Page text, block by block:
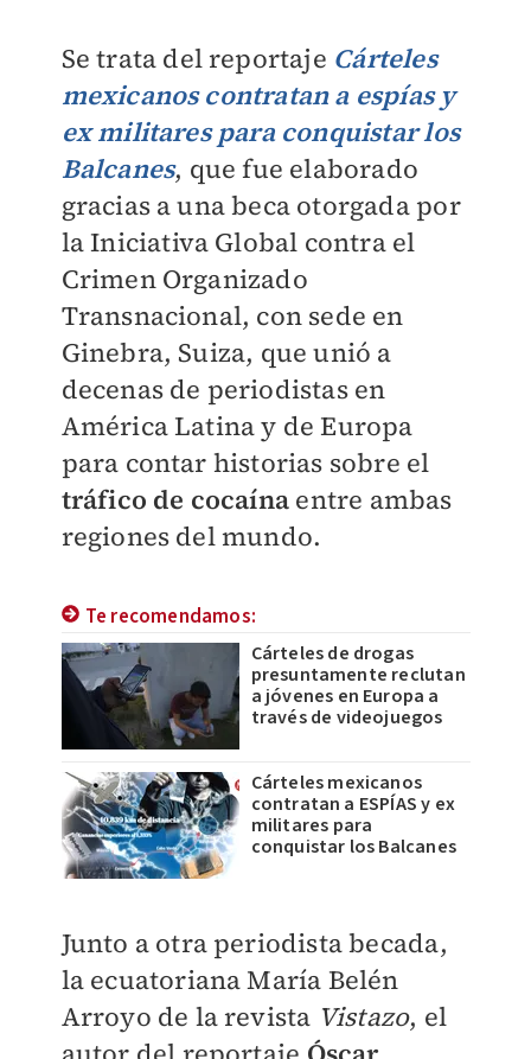
Se trata del reportaje Cárteles
mexicanos contratan a espías y
ex militares para conquistar los
Balcanes, que fue elaborado
gracias a una beca otorgada por
la Iniciativa Global contra el
Crimen Organizado
Transnacional, con sede en
Ginebra, Suiza, que unió a
decenas de periodistas en
América Latina y de Europa
para contar historias sobre el
tráfico de cocaína entre ambas
regiones del mundo.
Te recomendamos:
Cárteles de drogas
presuntamente reclutan
a jóvenes en Europa a
través de videojuegos
Cárteles mexicanos
contratan a ESPÍAS y ex
militares para
conquistar los Balcanes
Junto a otra periodista becada,
la ecuatoriana María Belén
Arroyo de la revista Vistazo, el